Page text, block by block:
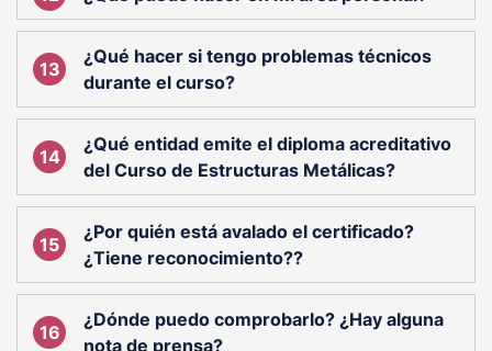
¿Qué hacer si tengo problemas técnicos
durante el curso?
¿Qué entidad emite el diploma acreditativo
del Curso de Estructuras Metálicas?
¿Por quién está avalado el certificado?
¿Tiene reconocimiento??
¿Dónde puedo comprobarlo? ¿Hay alguna
nota de prensa?